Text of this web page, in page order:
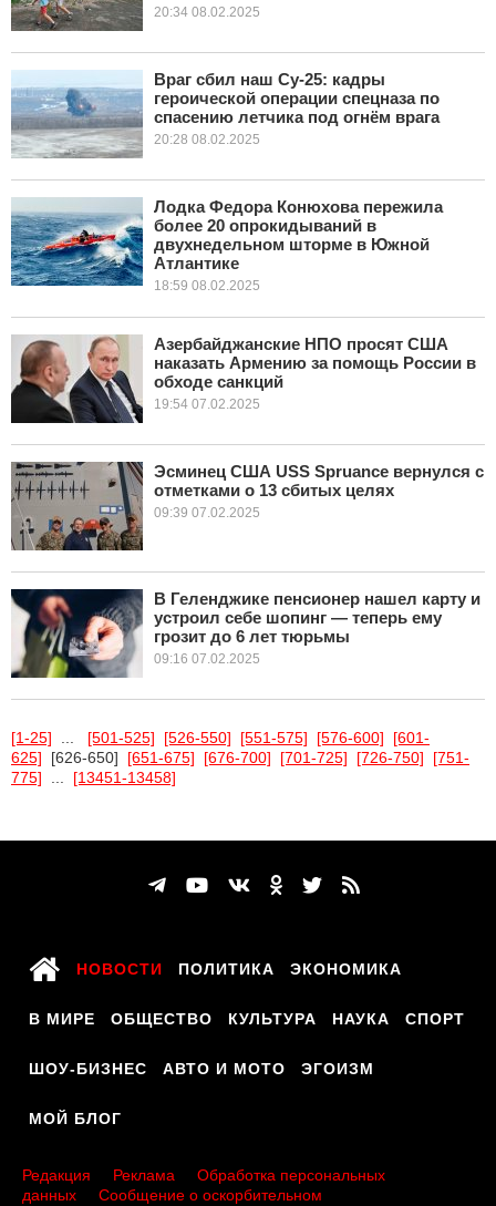
20:34 08.02.2025
Враг сбил наш Су-25: кадры
героической операции спецназа по
спасению летчика под огнём врага
20:28 08.02.2025
Лодка Федора Конюхова пережила
более 20 опрокидываний в
двухнедельном шторме в Южной
Атлантике
18:59 08.02.2025
Азербайджанские НПО просят США
наказать Армению за помощь России в
обходе санкций
19:54 07.02.2025
Эсминец США USS Spruance вернулся с
отметками о 13 сбитых целях
09:39 07.02.2025
В Геленджике пенсионер нашел карту и
устроил себе шопинг — теперь ему
грозит до 6 лет тюрьмы
09:16 07.02.2025
[1-25] [501-525] [526-550] [551-575] [576-600]
[601-
625] [626-650] [651-675] [676-700] [701-725] [726-750]
[751-
775]
[13451-13458]
НОВОСТИ ПОЛИТИКА ЭКОНОМИКА
В МИРЕ ОБЩЕСТВО КУЛЬТУРА НАУКА СПОРТ
ШОУ-БИЗНЕС АВТО И МОТО ЭГОИЗМ
МОЙ БЛОГ
Редакция Реклама
Обработка персональных
данных
Сообщение о оскорбительном